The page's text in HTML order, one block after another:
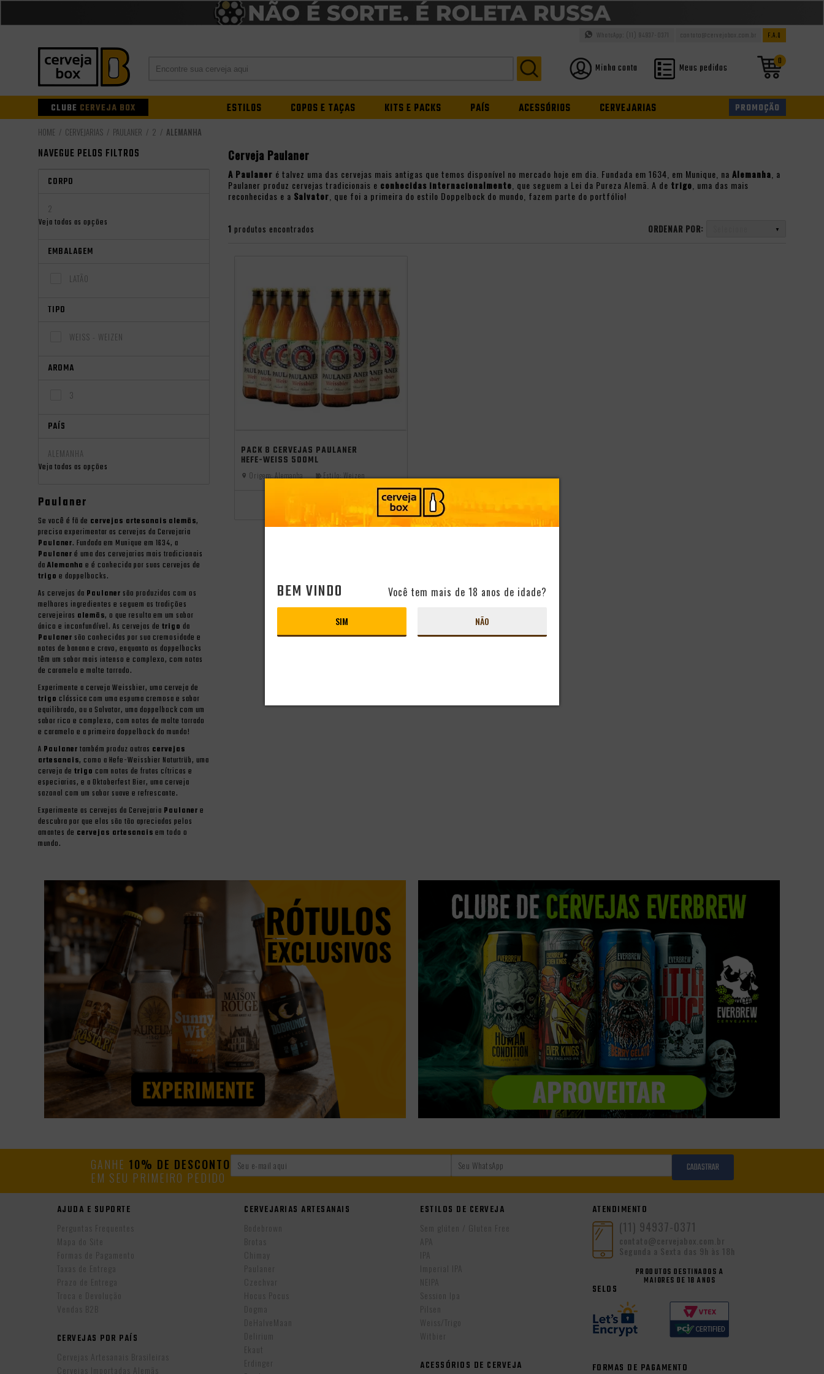
F.A.Q
contato@cervejabox.com.br
WhatsApp: (11) 94937-0371
0
Minha conta Meus pedidos
CLUBE CERVEJA BOX ESTILOS COPOS E TAÇAS KITS E PACKS PAÍS ACESSÓRIOS CERVEJARIAS PROMOÇÃO
CERVEJARIAS PAULANER 2 ALEMANHA
NAVEGUE PELOS FILTROS
CORPO
2
Veja todas as opções
EMBALAGEM
LATÃO
TIPO
WEISS - WEIZEN
AROMA
3
PAÍS
ALEMANHA
Veja todas as opções
Paulaner
Se você é fã de cervejas artesanais alemãs,
precisa experimentar as cervejas da Cervejaria
Paulaner. Fundada em Munique em 1634, a
Paulaner é uma das cervejarias mais tradicionais
da Alemanha e é conhecida por suas cervejas de
trigo e doppelbocks.
As cervejas da Paulaner são produzidas com os
melhores ingredientes e seguem as tradições
cervejeiras alemãs, o que resulta em um sabor
único e inconfundível. As cervejas de trigo da
Paulaner são conhecidas por sua cremosidade e
notas de banana e cravo, enquanto as doppelbocks
têm um sabor mais intenso e complexo, com notas
de caramelo e malte torrado.
Experimente a cerveja Weissbier, uma cerveja de
trigo clássica com uma espuma cremosa e sabor
equilibrado, ou a Salvator, uma doppelbock com um
sabor rico e complexo, com notas de malte torrado
e caramelo e a primeira doppelbock do mundo!
A Paulaner também produz outras cervejas
artesanais, como a Hefe-Weissbier Naturtrüb, uma
cerveja de trigo com notas de frutas cítricas e
especiarias, e a Oktoberfest Bier, uma cerveja
sazonal com um sabor suave e refrescante.
Experimente as cervejas da Cervejaria Paulaner e
descubra por que elas são tão apreciadas pelos
amantes de cervejas artesanais em todo o
mundo.
Cerveja Paulaner
A Paulaner é talvez uma das cervejas mais antigas que temos disponível no mercado hoje em dia. Fundada em 1634, em Munique, na Alemanha , a
Paulaner produz cervejas tradicionais e conhecidas internacionalmente , que seguem a Lei da Pureza Alemã. A de trigo , uma das mais
reconhecidas e a Salvator , que foi a primeira do estilo Doppelbock do mundo, fazem parte do portfólio!
1 produtos encontrados ORDENAR POR:
PACK 8 CERVEJAS PAULANER
HEFE-WEISS 500ML
Origem: Alemanha Estilo: Weizen
GANHE 10% DE DESCONTO
EM SEU PRIMEIRO PEDIDO
CADASTRAR
AJUDA E SUPORTE
Perguntas Frequentes
Mapa do Site
Formas de Pagamento
Taxas de Entrega
Prazo de Entrega
Troca e Devolução
Vendas B2B
CERVEJAS POR PAÍS
Cervejas Artesanais Brasileiras
Cervejas Importadas Alemãs
CERVEJARIAS ARTESANAIS
Bodebrown
Brotas
Chimay
Paulaner
Czechvar
Hocus Pocus
Dogma
DeHalveMaan
Delirium
Ekaut
Erdinger
ESTILOS DE CERVEJA
Sem glúten / Gluten Free
APA
IPA
Imperial IPA
NEIPA
Session Ipa
Pilsen
Weiss/Trigo
Witbier
ACESSÓRIOS DE CERVEJA
ATENDIMENTO
(11) 94937-0371
contato@cervejabox.com.br
Segunda a Sexta das 9h às 18h
PRODUTOS DESTINADOS A
MAIORES DE 18 ANOS
SELOS
FORMAS DE PAGAMENTO
BEM VINDO Você tem mais de 18 anos de idade?
SIM NÃO